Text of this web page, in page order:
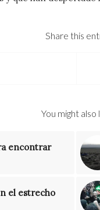
Share this
You might also
encontrar
el estrecho